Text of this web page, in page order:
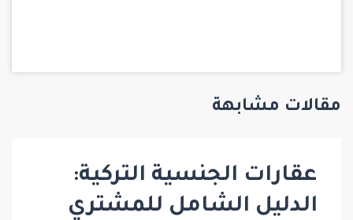
مقالات مشابهة
عقارات الجنسية التركية:
الدليل الشامل للمشتري